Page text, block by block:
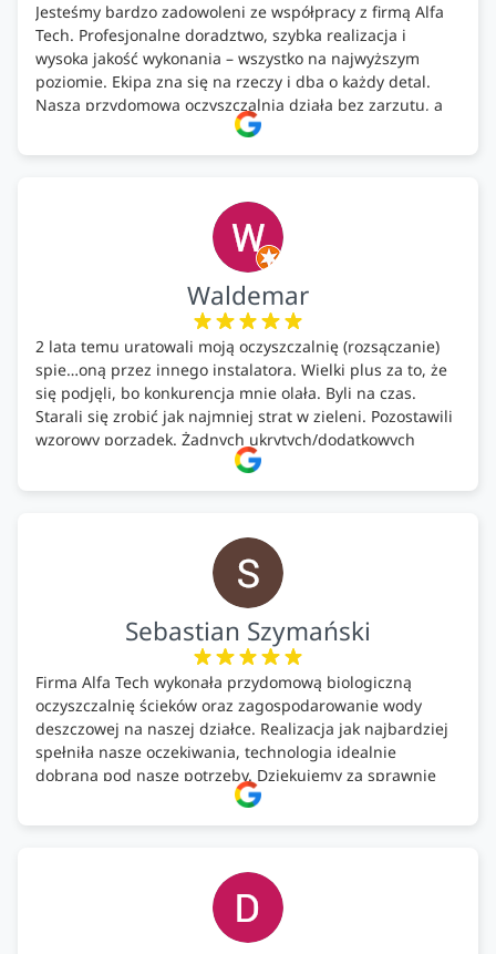
Jesteśmy bardzo zadowoleni ze współpracy z firmą Alfa
Tech. Profesjonalne doradztwo, szybka realizacja i
wysoka jakość wykonania – wszystko na najwyższym
poziomie. Ekipa zna się na rzeczy i dba o każdy detal.
Nasza przydomowa oczyszczalnia działa bez zarzutu, a
całość została wykonana zgodnie z terminem i
ustaleniami. Z czystym sumieniem polecamy Alfa Tech
ekologicznych rozwiązań!🍀
Waldemar
2 lata temu uratowali moją oczyszczalnię (rozsączanie)
spie…oną przez innego instalatora. Wielki plus za to, że
się podjęli, bo konkurencja mnie olała. Byli na czas.
Starali się zrobić jak najmniej strat w zieleni. Pozostawili
wzorowy porządek. Żadnych ukrytych/dodatkowych
kosztów. Zaskoczenie. Kontakt bardzo OK. Obsługa
pomontażowa również OK. A ich środki do oczyszczalni –
Sebastian Szymański
Firma Alfa Tech wykonała przydomową biologiczną
oczyszczalnię ścieków oraz zagospodarowanie wody
deszczowej na naszej działce. Realizacja jak najbardziej
spełniła nasze oczekiwania, technologia idealnie
dobrana pod nasze potrzeby. Dziękujemy za sprawnie
wykonany montaż w świetnej atmosferze! Polecam!